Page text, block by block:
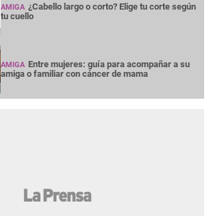
AMIGA ¿Cabello largo o corto? Elige tu corte según
tu cuello
AMIGA Entre mujeres: guía para acompañar a su
amiga o familiar con cáncer de mama